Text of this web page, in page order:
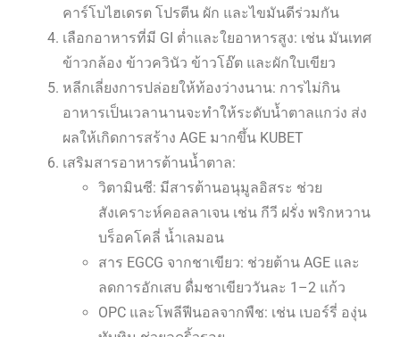
คาร์โบไฮเดรต โปรตีน ผัก และไขมันดีร่วมกัน
เลือกอาหารที่มี GI ต่ำและใยอาหารสูง: เช่น มันเทศ
ข้าวกล้อง ข้าวควินัว ข้าวโอ๊ต และผักใบเขียว
หลีกเลี่ยงการปล่อยให้ท้องว่างนาน: การไม่กิน
อาหารเป็นเวลานานจะทำให้ระดับน้ำตาลแกว่ง ส่ง
ผลให้เกิดการสร้าง AGE มากขึ้น KUBET
เสริมสารอาหารต้านน้ำตาล:
วิตามินซี: มีสารต้านอนุมูลอิสระ ช่วย
สังเคราะห์คอลลาเจน เช่น กีวี ฝรั่ง พริกหวาน
บร็อคโคลี่ น้ำเลมอน
สาร EGCG จากชาเขียว: ช่วยต้าน AGE และ
ลดการอักเสบ ดื่มชาเขียววันละ 1–2 แก้ว
OPC และโพลีฟีนอลจากพืช: เช่น เบอร์รี่ องุ่น